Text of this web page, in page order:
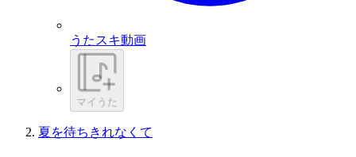
うたスキ動画
マイうた
夏を待ちきれなくて